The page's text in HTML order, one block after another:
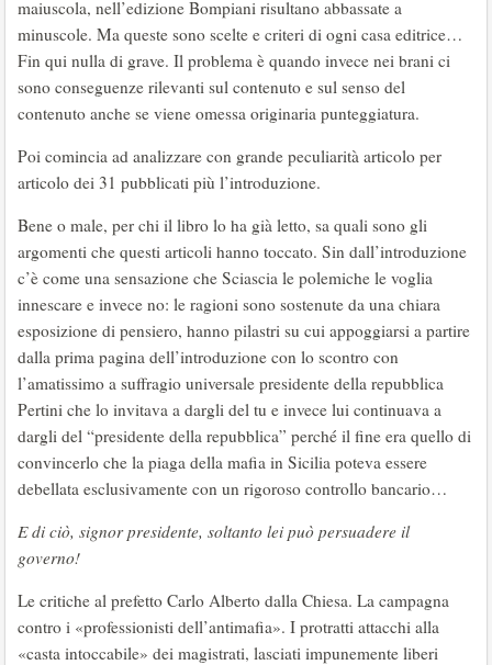
maiuscola, nell’edizione Bompiani risultano abbassate a
minuscole. Ma queste sono scelte e criteri di ogni casa editrice…
Fin qui nulla di grave. Il problema è quando invece nei brani ci
sono conseguenze rilevanti sul contenuto e sul senso del
contenuto anche se viene omessa originaria punteggiatura.
Poi comincia ad analizzare con grande peculiarità articolo per
articolo dei 31 pubblicati più l’introduzione.
Bene o male, per chi il libro lo ha già letto, sa quali sono gli
argomenti che questi articoli hanno toccato. Sin dall’introduzione
c’è come una sensazione che Sciascia le polemiche le voglia
innescare e invece no: le ragioni sono sostenute da una chiara
esposizione di pensiero, hanno pilastri su cui appoggiarsi a partire
dalla prima pagina dell’introduzione con lo scontro con
l’amatissimo a suffragio universale presidente della repubblica
Pertini che lo invitava a dargli del tu e invece lui continuava a
dargli del “presidente della repubblica” perché il fine era quello di
convincerlo che la piaga della mafia in Sicilia poteva essere
debellata esclusivamente con un rigoroso controllo bancario…
E di ciò, signor presidente, soltanto lei può persuadere il
governo!
Le critiche al prefetto Carlo Alberto dalla Chiesa. La campagna
contro i «professionisti dell’antimafia». I protratti attacchi alla
«casta intoccabile» dei magistrati, lasciati impunemente liberi